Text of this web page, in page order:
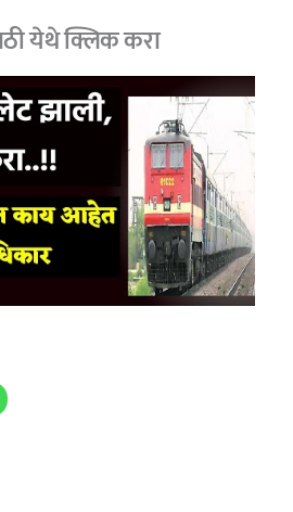
येथे क्लिक करा